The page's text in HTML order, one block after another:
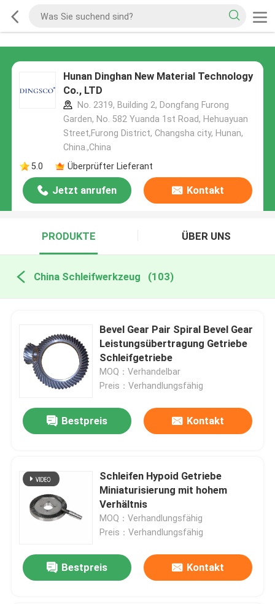
Hunan Dinghan New Material Technology
Co., LTD
No. 2319, Building 2, Dongfang Furong
Garden, No. 582 Yuanda 1st Road, Hehuayuan
Street,Furong District, Changsha city, Hunan,
China.,China
5.0
Überprüfter Lieferant
Jetzt anrufen Kontakt
PRODUKTE ÜBER UNS
China Schleifwerkzeug (103)
Bevel Gear Pair Spiral Bevel Gear
Leistungsübertragung Getriebe
Schleifgetriebe
MOQ：Verhandelbar
Preis：Verhandlungsfähig
Bestpreis Kontakt
Schleifen Hypoid Getriebe
Miniaturisierung mit hohem
Verhältnis
MOQ：Verhandlungsfähig
Preis：Verhandlungsfähig
Bestpreis Kontakt